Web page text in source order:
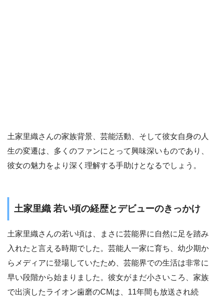
土家里織さんの家族背景、芸能活動、そして彼女自身の人
生の変遷は、多くのファンにとって興味深いものであり、
彼女の魅力をより深く理解する手助けとなるでしょう。
土家里織 若い頃の経歴とデビューのきっかけ
土家里織さんの若い頃は、まさに芸能界に自然に足を踏み
入れたと言える時期でした。芸能人一家に育ち、幼少期か
らメディアに登場していたため、芸能界での生活は非常に
早い段階から始まりました。彼女がまだ小さいころ、家族
で出演したライオン歯磨のCMは、11年間も放送され続